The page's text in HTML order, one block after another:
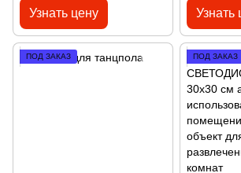
кирпичный светильник для
дороги
Узнать цену
датчик,
танцпола
Узнать
ПОД ЗАКАЗ ПОД ЗАКАЗ